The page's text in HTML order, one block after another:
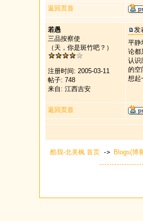
返回页首
若愚
三品按察使
（天，你是斑竹吧？）
注册时间: 2005-03-11
帖子: 748
来自: 江西吉安
发
平静
论都
认识
的空
想起
返回页首
酷我-北美枫 首页 -> Blogs(博